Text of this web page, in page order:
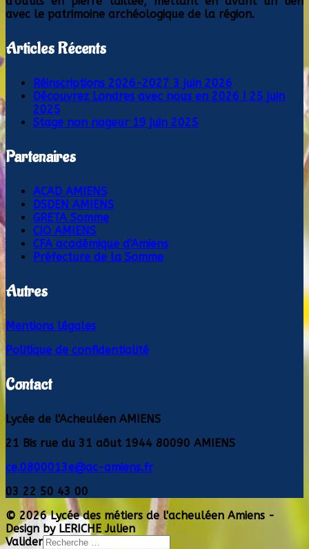
avec le patrimoine archéologique de la région.
Articles Récents
Réinscriptions 2026-2027 3 juin 2026
Découvrez Londres avec nous en 2026 ! 25 juin
2025
Stage non nageur 19 juin 2025
Partenaires
ACAD AMIENS
DSDEN AMIENS
GRETA Somme
CIO AMIENS
CFA académique d'Amiens
Préfecture de la Somme
Autres
Mentions légales
Politique de confidentialité
Contact
Lycée de l'Acheuléen AMIENS
21 Bis rue du 31 aôut 1944 80090 AMIENS
ce.0800013e@ac-amiens.fr
03 22 50 43 00
© 2026 Lycée des métiers de l'acheuléen Amiens -
Design by LERICHE Julien
Valider